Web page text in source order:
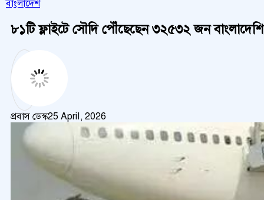
বাংলাদেশ
৮১টি ফ্লাইটে সৌদি পৌঁছেছেন ৩২৫৩২ জন বাংলাদেশি
প্রবাস ডেস্ক25 April, 2026